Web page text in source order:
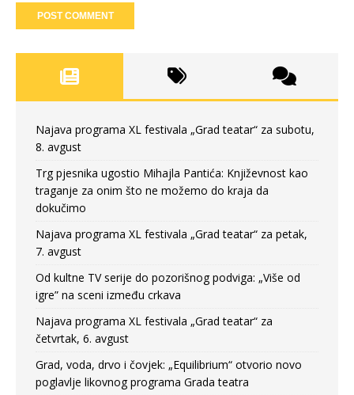
Najava programa XL festivala „Grad teatar“ za subotu,
8. avgust
Trg pjesnika ugostio Mihajla Pantića: Književnost kao
traganje za onim što ne možemo do kraja da
dokučimo
Najava programa XL festivala „Grad teatar“ za petak,
7. avgust
Od kultne TV serije do pozorišnog podviga: „Više od
igre” na sceni između crkava
Najava programa XL festivala „Grad teatar“ za
četvrtak, 6. avgust
Grad, voda, drvo i čovjek: „Equilibrium“ otvorio novo
poglavlje likovnog programa Grada teatra